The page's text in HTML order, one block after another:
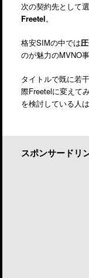
次の契約先として
Freetel。
格安SIMの中では
のが魅力のMVNO事
タイトルで既に若
際Freetelに変えて
を検討している人
スポンサードリ